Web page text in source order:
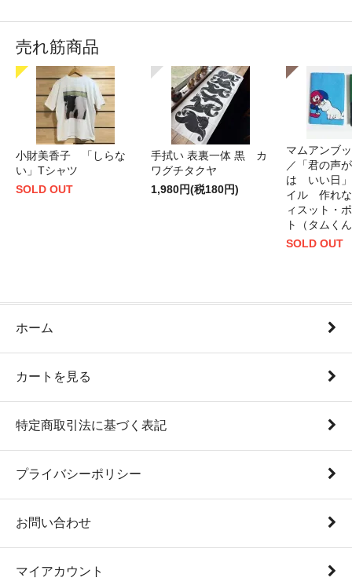
売れ筋商品
小財美香子 「しらな
い」Tシャツ
SOLD OUT
手拭い 表裏一体 黒 カ
ワグチタクヤ
1,980円(税180円)
マムアンブ
／「君の声
は いい日」
イル 作れ
ィスット・
ト（タムく
SOLD OUT
ホーム
カートを見る
特定商取引法に基づく表記
プライバシーポリシー
お問い合わせ
マイアカウント